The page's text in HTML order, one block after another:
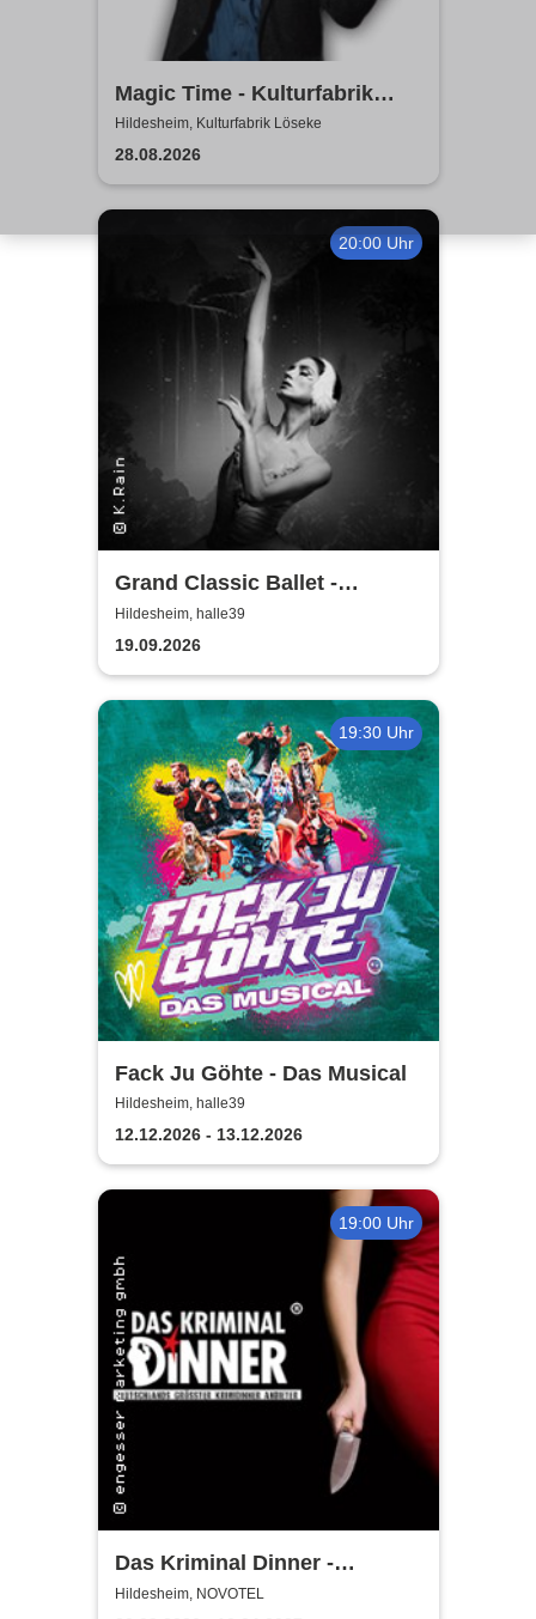
Magic Time - Kulturfabrik
Löseke
Hildesheim, Kulturfabrik Löseke
28.08.2026
20:00 Uhr
Grand Classic Ballet -
Schwanensee - Jenseits der
Bühne mit live Streichquartett
Hildesheim, halle39
19.09.2026
19:30 Uhr
Fack Ju Göhte - Das Musical
Hildesheim, halle39
12.12.2026 - 13.12.2026
19:00 Uhr
Das Kriminal Dinner -
Hauptkommissar Schröder
Hildesheim, NOVOTEL